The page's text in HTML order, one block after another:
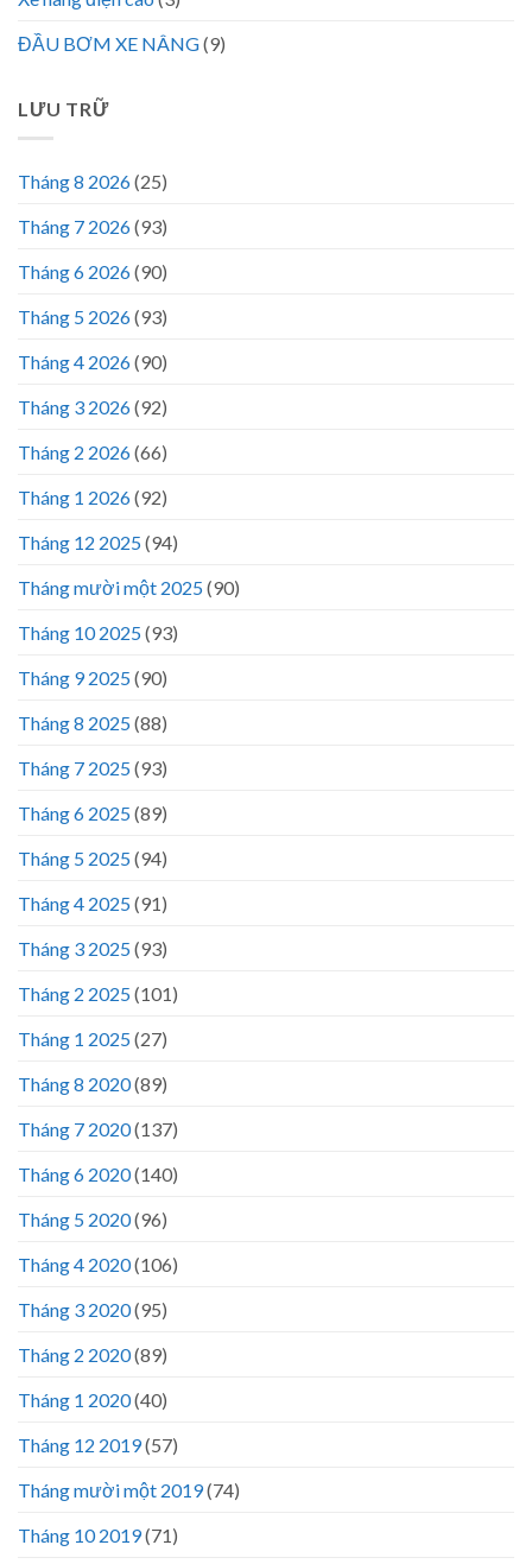
ĐẦU BƠM XE NÂNG(9)
LƯU TRỮ
Tháng 8 2026(25)
Tháng 7 2026(93)
Tháng 6 2026(90)
Tháng 5 2026(93)
Tháng 4 2026(90)
Tháng 3 2026(92)
Tháng 2 2026(66)
Tháng 1 2026(92)
Tháng 12 2025(94)
Tháng mười một 2025(90)
Tháng 10 2025(93)
Tháng 9 2025(90)
Tháng 8 2025(88)
Tháng 7 2025(93)
Tháng 6 2025(89)
Tháng 5 2025(94)
Tháng 4 2025(91)
Tháng 3 2025(93)
Tháng 2 2025(101)
Tháng 1 2025(27)
Tháng 8 2020(89)
Tháng 7 2020(137)
Tháng 6 2020(140)
Tháng 5 2020(96)
Tháng 4 2020(106)
Tháng 3 2020(95)
Tháng 2 2020(89)
Tháng 1 2020(40)
Tháng 12 2019(57)
Tháng mười một 2019(74)
Tháng 10 2019(71)